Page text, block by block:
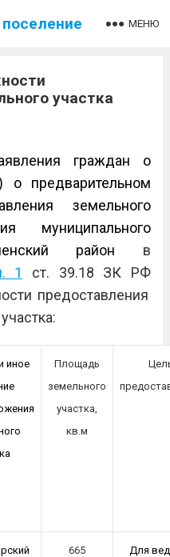
МЕНЮ
участка
граждан о
о предварительном
земельного
муниципального
район в
1
ст. 39.18 ЗК РФ
предоставления
иное
Площадь
земельного
участка,
кв.м
665
Для